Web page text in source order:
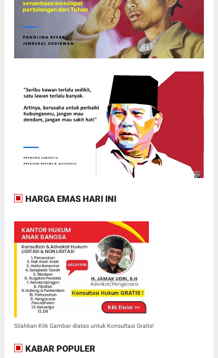
HARGA EMAS HARI INI
Silahkan Klik Gambar diatas untuk Konsultasi Gratis!
KABAR POPULER